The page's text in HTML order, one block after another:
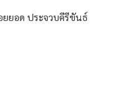
ยยอด ประจวบคีรีขันธ์